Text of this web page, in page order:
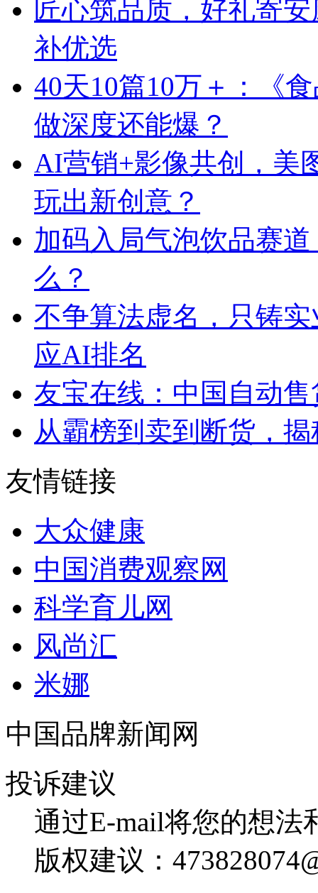
匠心筑品质，好礼寄
补优选
40天10篇10万＋：《
做深度还能爆？
AI营销+影像共创，美
玩出新创意？
加码入局气泡饮品赛
么？
不争算法虚名，只铸
应AI排名
友宝在线：中国自动
从霸榜到卖到断货，
友情链接
大众健康
中国消费观察网
科学育儿网
风尚汇
米娜
中国品牌新闻网
投诉建议
通过E-mail将您的想法
版权建议：